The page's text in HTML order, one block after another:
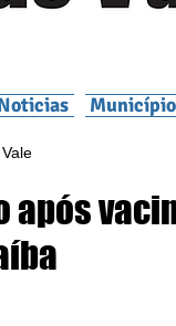
após